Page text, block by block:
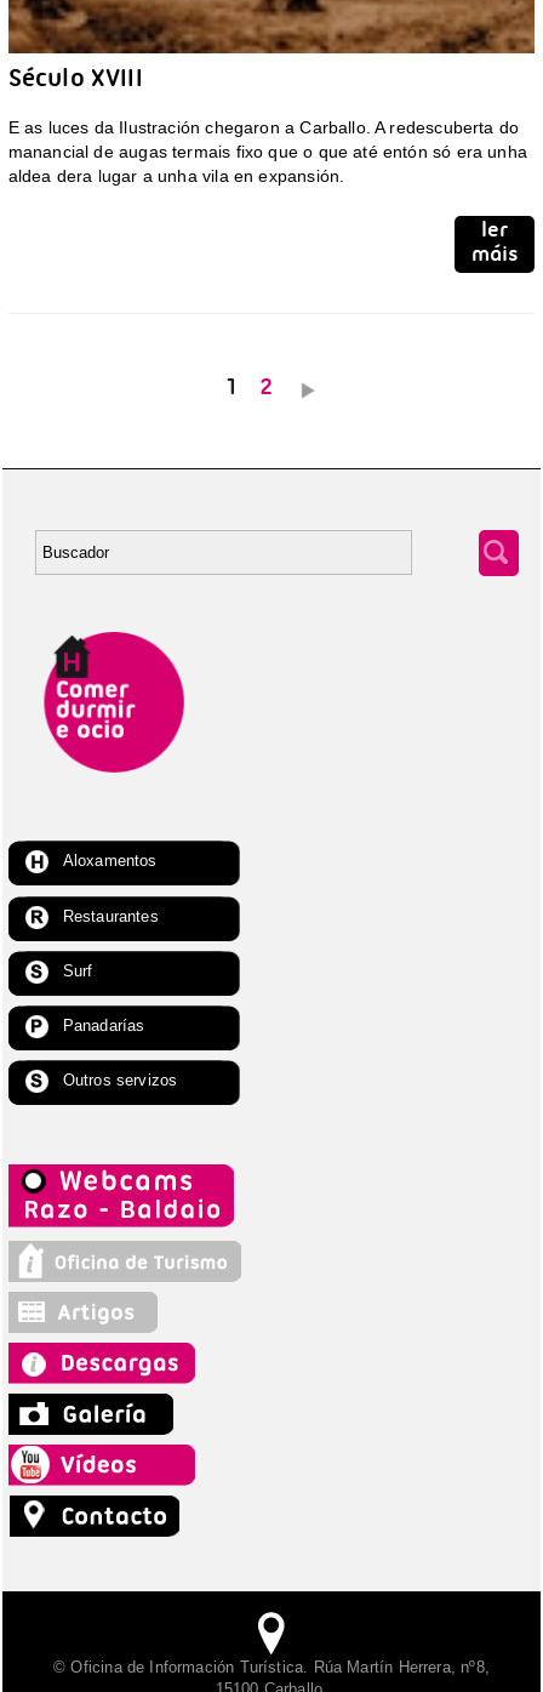
Século XVIII
E as luces da Ilustración chegaron a Carballo. A redescuberta do
manancial de augas termais fixo que o que até entón só era unha
aldea dera lugar a unha vila en expansión.
ler
máis
1 2
Aloxamentos
Restaurantes
Surf
Panadarías
Outros servizos
© Oficina de Información Turística. Rúa Martín Herrera, nº8,
15100 Carballo.